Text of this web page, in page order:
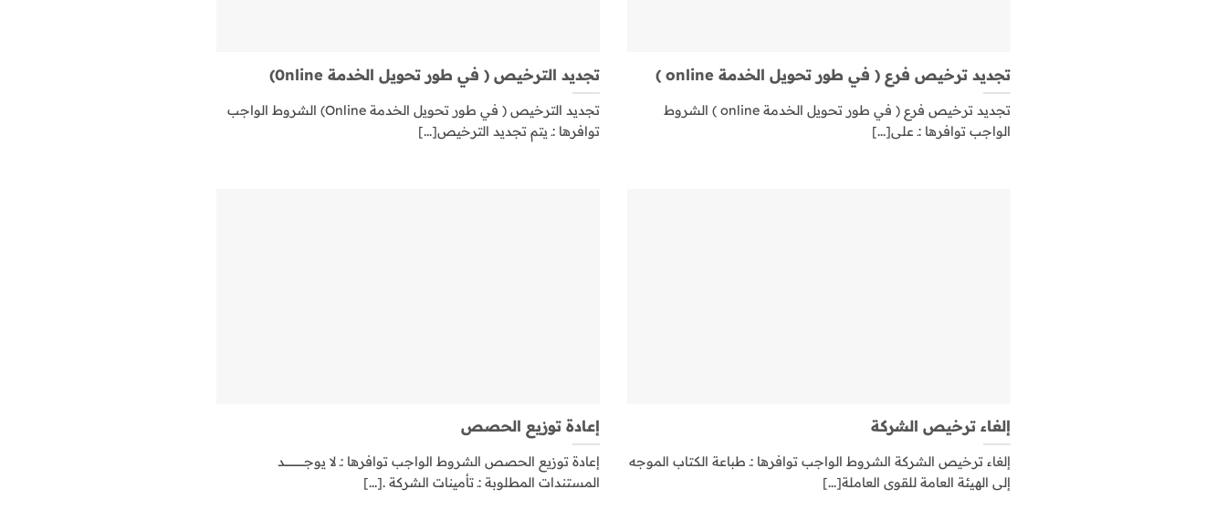
تجديد ترخيص فرع ( في طور تحويل الخدمة online )
تجديد ترخيص فرع ( في طور تحويل الخدمة online ) الشروط
الواجب توافرها :ـ على[...]
تجديد الترخيص ( في طور تحويل الخدمة 0nline)
تجديد الترخيص ( في طور تحويل الخدمة Online) الشروط الواجب
توافرها :ـ يتم تجديد الترخيص[...]
إلغاء ترخيص الشركة
إلغاء ترخيص الشركة الشروط الواجب توافرها :ـ طباعة الكتاب الموجه
إلى الهيئة العامة للقوى العاملة[...]
إعادة توزيع الحصص
إعادة توزيع الحصص الشروط الواجب توافرها :ـ لا يوجـــــــــــــــــــــد
المستندات المطلوبة :ـ تأمينات الشركة .[...]